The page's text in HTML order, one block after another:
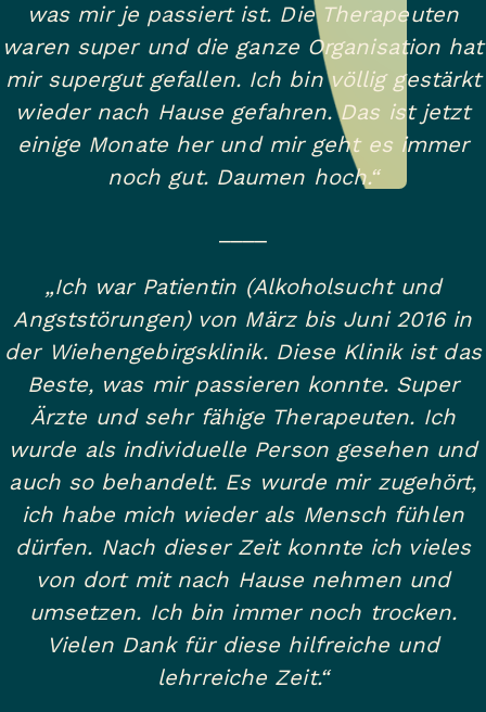
was mir je passiert ist. Die Therapeuten
waren super und die ganze Organisation hat
mir supergut gefallen. Ich bin völlig gestärkt
wieder nach Hause gefahren. Das ist jetzt
einige Monate her und mir geht es immer
noch gut. Daumen hoch.“
„Ich war Patientin (Alkoholsucht und
Angststörungen) von März bis Juni 2016 in
der Wiehengebirgsklinik. Diese Klinik ist das
Beste, was mir passieren konnte. Super
Ärzte und sehr fähige Therapeuten. Ich
wurde als individuelle Person gesehen und
auch so behandelt. Es wurde mir zugehört,
ich habe mich wieder als Mensch fühlen
dürfen. Nach dieser Zeit konnte ich vieles
von dort mit nach Hause nehmen und
umsetzen. Ich bin immer noch trocken.
Vielen Dank für diese hilfreiche und
lehrreiche Zeit.“